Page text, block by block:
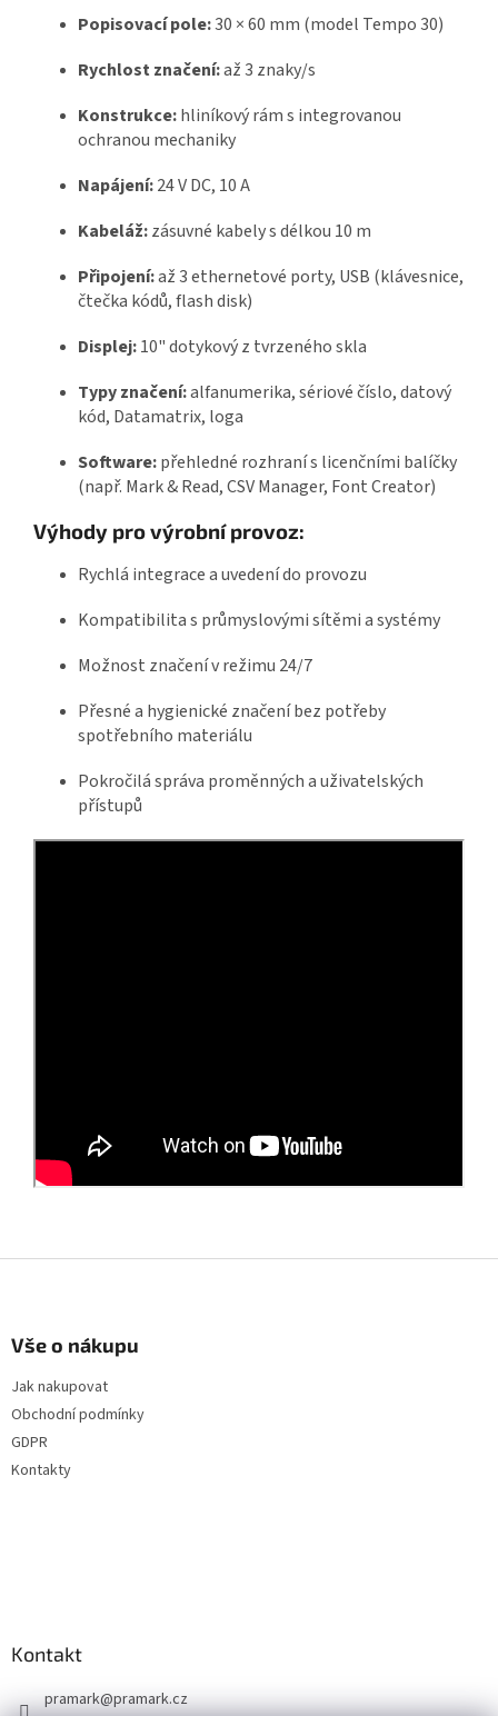
Popisovací pole:30 × 60 mm (model Tempo 30)
Rychlost značení:až 3 znaky/s
Konstrukce:hliníkový rám s integrovanou
ochranou mechaniky
Napájení:24 V DC, 10 A
Kabeláž:zásuvné kabely s délkou 10 m
Připojení:až 3 ethernetové porty, USB (klávesnice,
čtečka kódů, flash disk)
Displej:10" dotykový z tvrzeného skla
Typy značení:alfanumerika, sériové číslo, datový
kód, Datamatrix, loga
Software:přehledné rozhraní s licenčními balíčky
(např. Mark & Read, CSV Manager, Font Creator)
Výhody pro výrobní provoz:
Rychlá integrace a uvedení do provozu
Kompatibilita s průmyslovými sítěmi a systémy
Možnost značení v režimu 24/7
Přesné a hygienické značení bez potřeby
spotřebního materiálu
Pokročilá správa proměnných a uživatelských
přístupů
Vše o nákupu
Jak nakupovat
Obchodní podmínky
GDPR
Kontakty
Kontakt
pramark@pramark.cz